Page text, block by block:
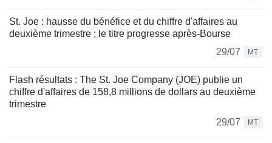
St. Joe : hausse du bénéfice et du chiffre d'affaires au
deuxième trimestre ; le titre progresse après-Bourse
29/07
MT
Flash résultats : The St. Joe Company (JOE) publie un
chiffre d'affaires de 158,8 millions de dollars au deuxième
trimestre
29/07
MT